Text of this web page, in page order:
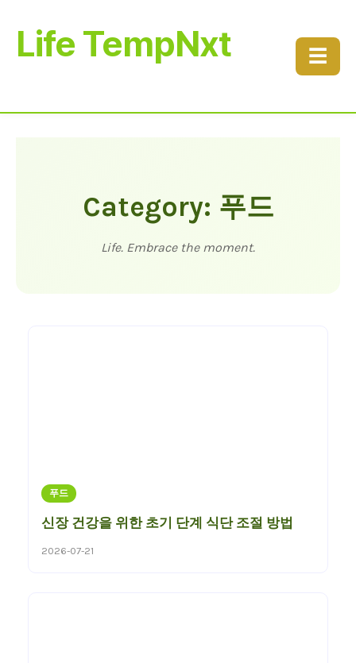
Life TempNxt ☰
Category: 푸드
Life. Embrace the moment.
푸드
신장 건강을 위한 초기 단계 식단 조절 방법
2026-07-21